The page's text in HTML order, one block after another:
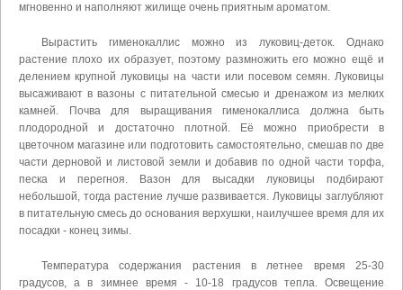
мгновенно и наполняют жилище очень приятным ароматом.
Вырастить гименокаллис можно из луковиц-деток. Однако
растение плохо их образует, поэтому размножить его можно ещё и
делением крупной луковицы на части или посевом семян. Луковицы
высаживают в вазоны с питательной смесью и дренажом из мелких
камней. Почва для выращивания гименокаллиса должна быть
плодородной и достаточно плотной. Её можно приобрести в
цветочном магазине или подготовить самостоятельно, смешав по две
части дерновой и листовой земли и добавив по одной части торфа,
песка и перегноя. Вазон для высадки луковицы подбирают
небольшой, тогда растение лучше развивается. Луковицы заглубляют
в питательную смесь до основания верхушки, наилучшее время для их
посадки - конец зимы.
Температура содержания растения в летнее время 25-30
градусов, а в зимнее время - 10-18 градусов тепла. Освещение